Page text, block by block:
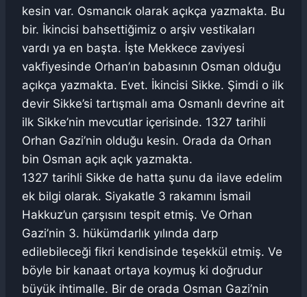
kesin var. Osmancık olarak açıkça yazmakta. Bu
bir. İkincisi bahsettiğimiz o arşiv vestikaları
vardı ya en başta. İşte Mekkece zaviyesi
vakfiyesinde Orhan’ın babasının Osman olduğu
açıkça yazmakta. Evet. İkincisi Sikke. Şimdi o ilk
devir Sikke’si tartışmalı ama Osmanlı devrine ait
ilk Sikke’nin mevcutlar içerisinde. 1327 tarihli
Orhan Gazi’nin olduğu kesin. Orada da Orhan
bin Osman açık açık yazmakta.
1327 tarihli Sikke de hatta şunu da ilave edelim
ek bilgi olarak. Siyakatle 3 rakamını İsmail
Hakkuz’un çarşısını tespit etmiş. Ve Orhan
Gazi’nin 3. hükümdarlık yılında darp
edilebileceği fikri kendisinde teşekkül etmiş. Ve
böyle bir kanaat ortaya koymuş ki doğrudur
büyük ihtimalle. Bir de orada Osman Gazi’nin